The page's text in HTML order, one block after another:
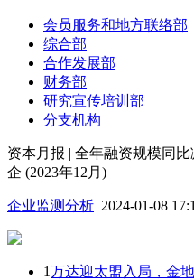
会员服务和地方联络部
综合部
合作发展部
财务部
研究宣传培训部
分支机构
资本月报 | 全年融资规模同
企 (2023年12月)
企业监测分析 2024-01-08
1万达迎太盟入局，金